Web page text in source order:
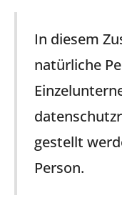
In diesem
natürliche
gestellt
Person.